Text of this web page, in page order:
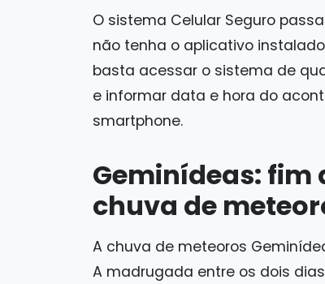
O sistema Celular Seguro
não tenha o aplicativo
basta acessar o sistema de
e informar data e hora do
smartphone.
Geminídeas: fim
chuva de
A chuva de meteoros
A madrugada entre os dois